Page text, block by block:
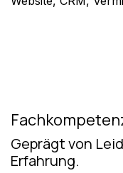
Geprägt von
Erfahrung.